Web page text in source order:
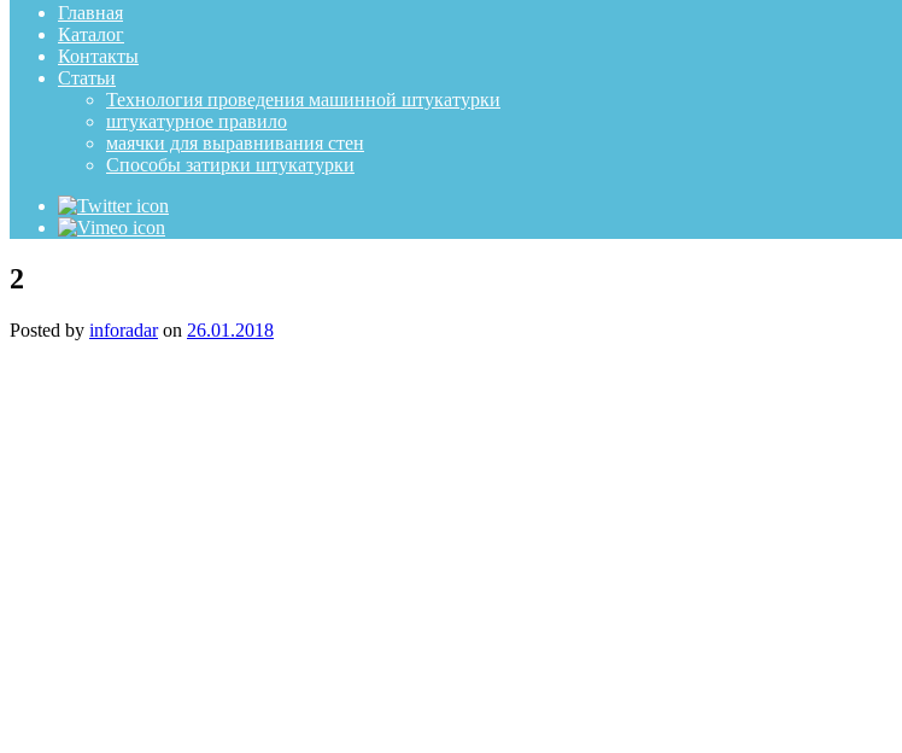
Главная
Каталог
Контакты
Статьи
Технология проведения машинной штукатурки
штукатурное правило
маячки для выравнивания стен
Способы затирки штукатурки
2
Posted by inforadaron 26.01.2018